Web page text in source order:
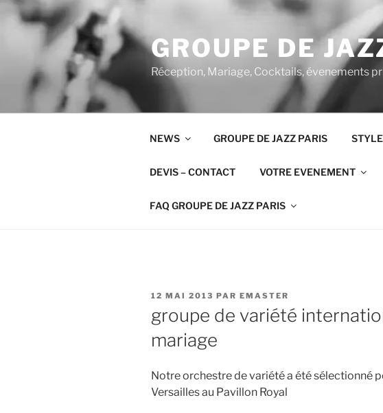
Aller
GROUPE DE
Réception, Mariage, Cocktails, évenements
NEWS GROUPE DE JAZZ PARIS
DEVIS – CONTACT VOTRE EVENEMENT
FAQ GROUPE DE JAZZ PARIS
PUBLIÉ
12 MAI 2013 PAR EMASTER
groupe de variété
mariage
Notre orchestre de variété a été sélectionné
Versailles au Pavillon Royal